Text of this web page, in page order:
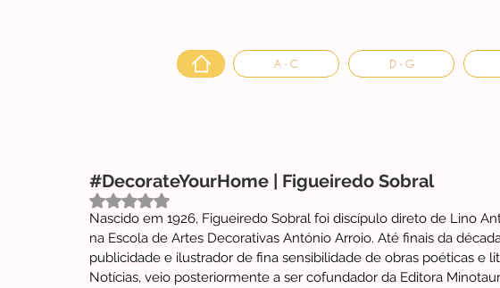
A - C D - G
#DecorateYourHome | Figueiredo Sobral
Avaliado com NaN de 5 estrelas.
Nascido em 1926, Figueiredo Sobral foi discípulo direto de Lino
na Escola de Artes Decorativas António Arroio. Até finais da
publicidade e ilustrador de fina sensibilidade de obras poéticas e
Notícias, veio posteriormente a ser cofundador da Editora